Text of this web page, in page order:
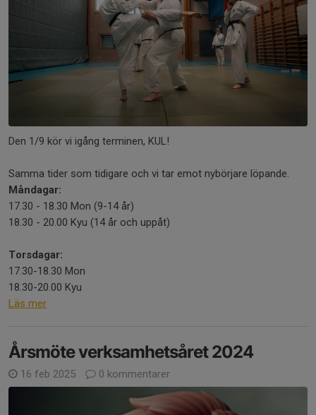
Den 1/9 kör vi igång terminen, KUL!
Samma tider som tidigare och vi tar emot nybörjare löpande.
Måndagar:
17.30 - 18.30 Mon (9-14 år)
18.30 - 20.00 Kyu (14 år och uppåt)
Torsdagar:
17.30-18.30 Mon
18.30-20.00 Kyu
Läs mer
Årsmöte verksamhetsåret 2024
16 feb 2025 0 kommentarer